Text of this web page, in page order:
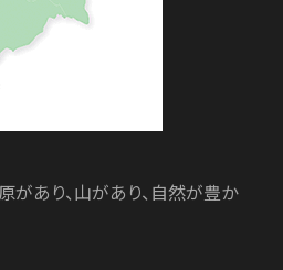
があり、山があり、自然が豊か